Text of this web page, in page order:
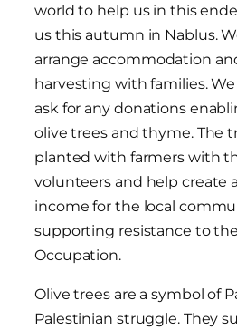
world to help us in this
us this autumn in Nablus.
arrange accommodation
harvesting with families.
ask for any donations
olive trees and thyme. The
planted with farmers with
volunteers and help create
income for the local
supporting resistance to
Occupation.
Olive trees are a symbol of
Palestinian struggle. They